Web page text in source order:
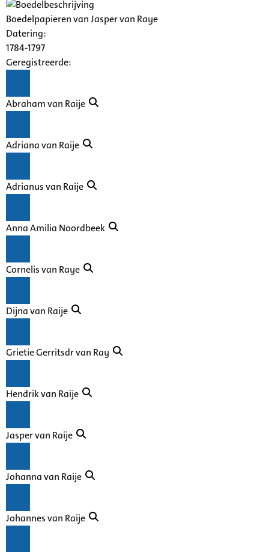
Boedelpapieren van Jasper van Raye
Datering:
1784-1797
Geregistreerde:
Abraham van Raije
Adriana van Raije
Adrianus van Raije
Anna Amilia Noordbeek
Cornelis van Raye
Dijna van Raije
Grietie Gerritsdr van Ray
Hendrik van Raije
Jasper van Raije
Johanna van Raije
Johannes van Raije